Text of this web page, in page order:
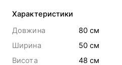
Характеристики
Довжина
80 cм
Ширина
50 cм
Висота
48 cм